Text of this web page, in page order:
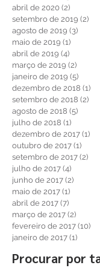
agosto de 2020
maio de 2020 (5)5 posts
abril de 2020 (2)2 posts
setembro de 2019
agosto de 2019
maio de 2019 (1)1 post
abril de 2019 (4) 4 posts
março de 2019 (2)2 posts
janeiro de 2019 (5) 5 posts
dezembro de 2018
setembro de 2018
agosto de 2018 (5)5 posts
julho de 2018 (1)1 post
dezembro de 2017 (1)
outubro de 2017
setembro de 2017
julho de 2017 (4)
junho de 2017 (2)
maio de 2017 (1)1 post
abril de 2017 (7)7 posts
março de 2017 (2)2 posts
janeiro de 2017 (1)1 post